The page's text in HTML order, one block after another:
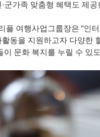
군가족 맞춤형 혜택도 제공
플 여행사업그룹장은 “인
동을 지원하고자 다양한
이 문화 복지를 누릴 수 있